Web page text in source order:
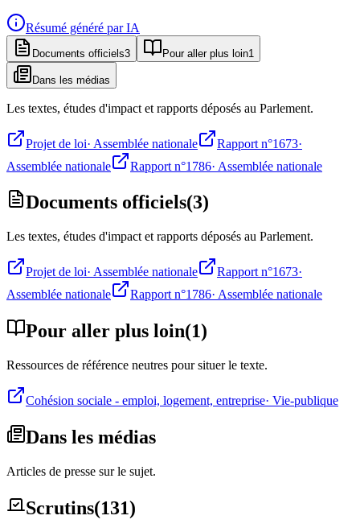
Résumé généré par IA
Documents officiels3 Pour aller plus loin1
Dans les médias
Les textes, études d'impact et rapports déposés au Parlement.
Projet de loi· Assemblée nationale Rapport n°1673·
Assemblée nationale
Rapport n°1786· Assemblée nationale
Documents officiels(3)
Les textes, études d'impact et rapports déposés au Parlement.
Projet de loi· Assemblée nationale Rapport n°1673·
Assemblée nationale
Rapport n°1786· Assemblée nationale
Pour aller plus loin(1)
Ressources de référence neutres pour situer le texte.
Cohésion sociale - emploi, logement, entreprise· Vie-publique
Dans les médias
Articles de presse sur le sujet.
Scrutins(131)